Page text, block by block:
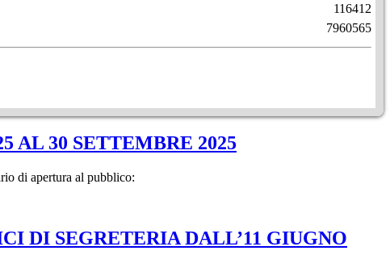
116412
7960565
AL 30 SETTEMBRE 2025
di apertura al pubblico:
DI SEGRETERIA DALL’11 GIUGNO